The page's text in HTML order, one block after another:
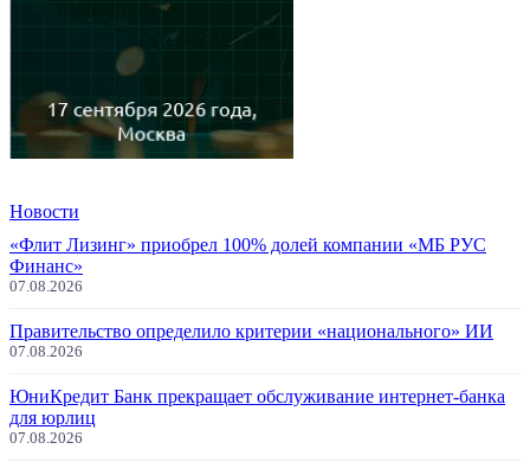
Новости
«Флит Лизинг» приобрел 100% долей компании «МБ РУС
Финанс»
07.08.2026
Правительство определило критерии «национального» ИИ
07.08.2026
ЮниКредит Банк прекращает обслуживание интернет-банка
для юрлиц
07.08.2026